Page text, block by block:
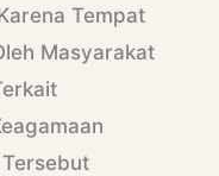
Tempat
Masyarakat